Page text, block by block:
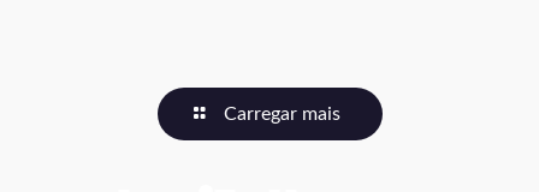
Carregar mais